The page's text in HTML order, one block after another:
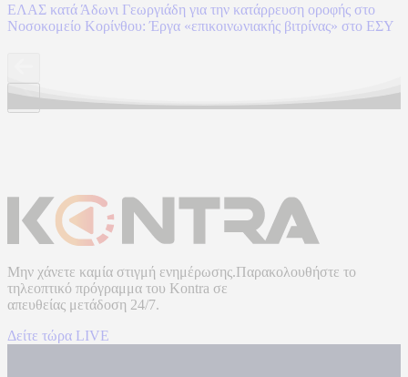
ΕΛΑΣ κατά Άδωνι Γεωργιάδη για την κατάρρευση οροφής στο
Νοσοκομείο Κορίνθου: Έργα «επικοινωνιακής βιτρίνας» στο ΕΣΥ
Μην χάνετε καμία στιγμή ενημέρωσης.Παρακολουθήστε το
τηλεοπτικό πρόγραμμα του Kontra σε
απευθείας μετάδοση 24/7.
Δείτε τώρα LIVE